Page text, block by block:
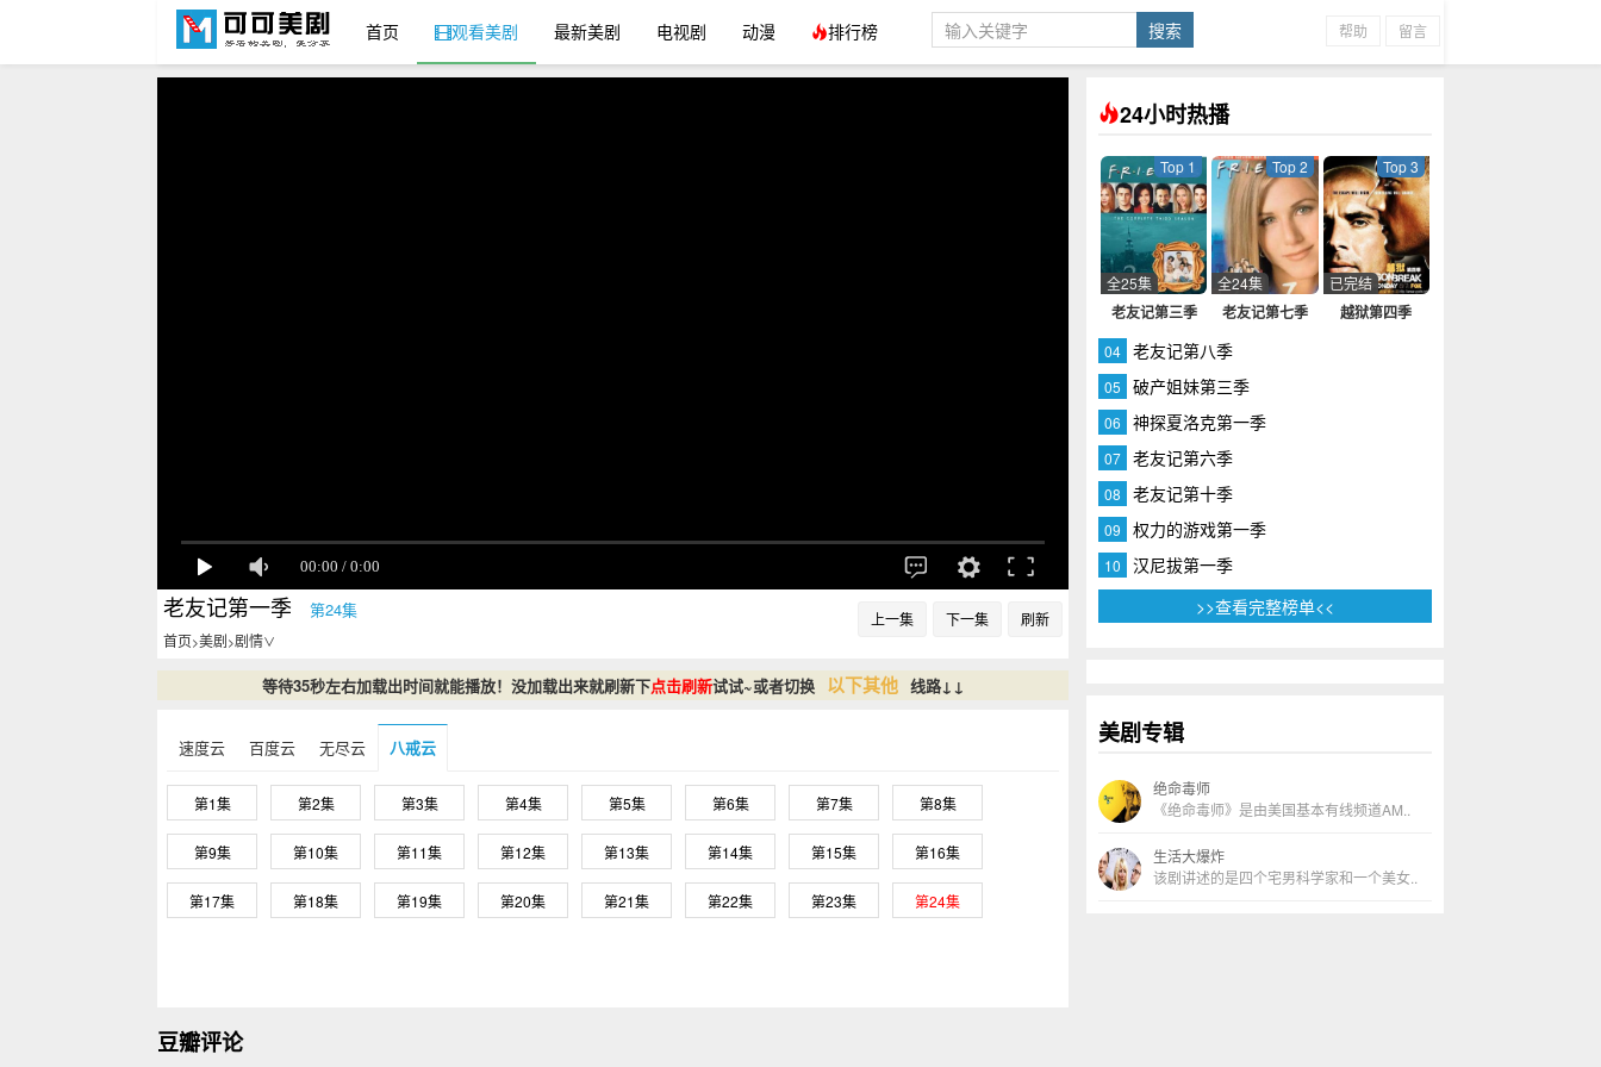
首页 观看美剧 最新美剧 电视剧 动漫 排行榜 帮助 留言
上一集 下一集 刷新
老友记第一季 第24集
首页>美剧>剧情∨
等待35秒左右加载出时间就能播放！没加载出来就刷新下点击刷新试试~或者切换 以下其他 线路↓↓
速度云 百度云 无尽云 八戒云
第1集 第2集 第3集 第4集 第5集 第6集 第7集 第8集
第9集 第10集 第11集 第12集 第13集 第14集 第15集 第16集
第17集 第18集 第19集 第20集 第21集 第22集 第23集 第24集
豆瓣评论
24小时热播
老友记第三季
Top 1
全25集
老友记第七季
Top 2
全24集
越狱第四季
Top 3
已完结
04 老友记第八季
05 破产姐妹第三季
06 神探夏洛克第一季
07 老友记第六季
08 老友记第十季
09 权力的游戏第一季
10
汉尼拔第一季
>>查看完整榜单<<
美剧专辑
绝命毒师
《绝命毒师》是由美国基本有线频道AM..
生活大爆炸
该剧讲述的是四个宅男科学家和一个美女..